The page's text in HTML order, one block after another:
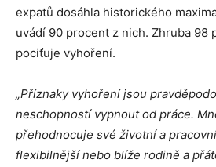
expatů dosáhla historického
uvádí 90 procent z nich. Zhruba 98
pociťuje vyhoření.
„Příznaky vyhoření jsou
neschopností vypnout od práce.
přehodnocuje své životní a
flexibilnější nebo blíže rodině a